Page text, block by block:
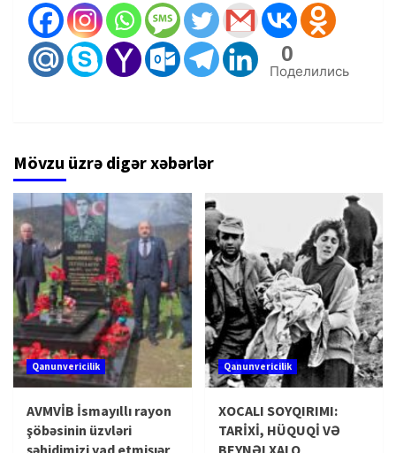
0
Поделились
Mövzu üzrə digər xəbərlər
Qanunvericilik
AVMVİB İsmayıllı rayon
şöbəsinin üzvləri
şəhidimizi yad etmişıər
Qanunvericilik
XOCALI SOYQIRIMI:
TARİXİ, HÜQUQİ VƏ
BEYNƏLXALQ